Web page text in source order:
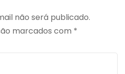
não será publicado.
marcados com *